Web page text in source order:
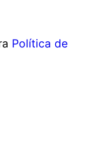
Política de